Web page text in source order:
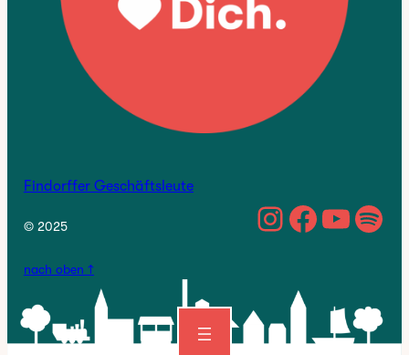
Findorffer Geschäftsleute
© 2025 https://
nach oben ↑